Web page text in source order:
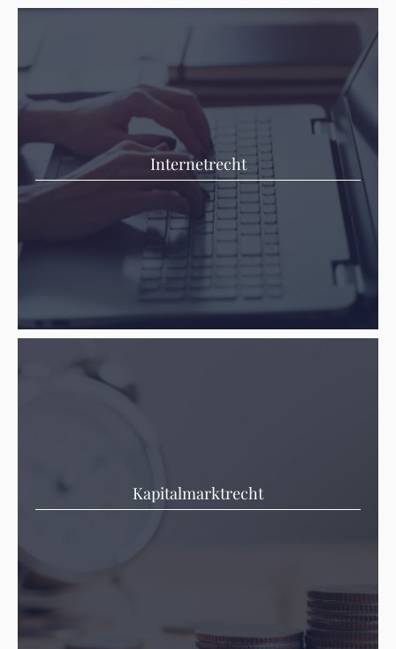
Internetrecht
Kapitalmarktrecht